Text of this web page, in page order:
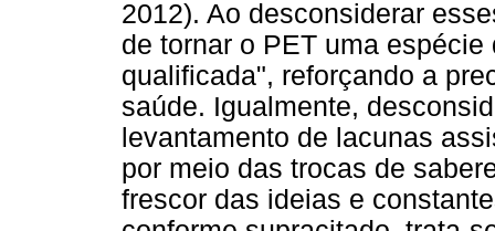
2012). Ao desconsiderar
de tornar o PET uma
qualificada", reforçando a
saúde. Igualmente,
levantamento de lacunas
por meio das trocas de
frescor das ideias e